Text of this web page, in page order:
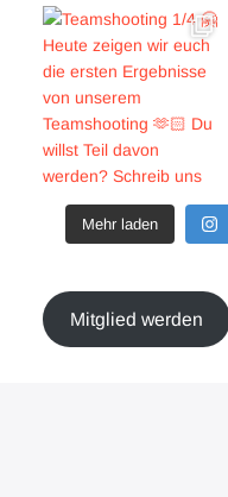
Mehr laden
Mitglied werden